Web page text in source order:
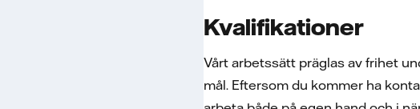
Kvalifikationer
Vårt arbetssätt präglas av frihet
mål. Eftersom du kommer ha